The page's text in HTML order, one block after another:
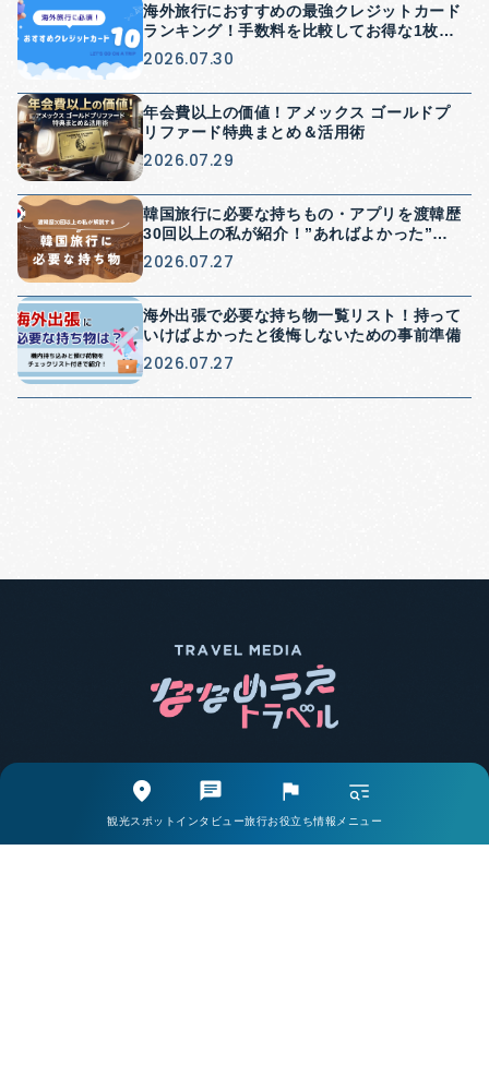
海外旅行におすすめの最強クレジットカード
ランキング！手数料を比較してお得な1枚を
紹介
2026.07.30
年会費以上の価値！アメックス ゴールドプ
リファード特典まとめ＆活用術
2026.07.29
韓国旅行に必要な持ちもの・アプリを渡韓歴
30回以上の私が紹介！”あればよかった”を
防げる持ち物紹介
2026.07.27
海外出張で必要な持ち物一覧リスト！持って
いけばよかったと後悔しないための事前準備
2026.07.27
観光スポット インタビュー旅行お役立ち情報 メニュー
エリア別で探す
観光スポットから探す
取材・インタビューから探す